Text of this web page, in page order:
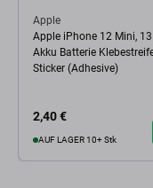
Apple
Apple iPhone 12 Mini,
Akku Batterie
Sticker (Adhesive)
2,40 €
AUF LAGER 10+ Stk